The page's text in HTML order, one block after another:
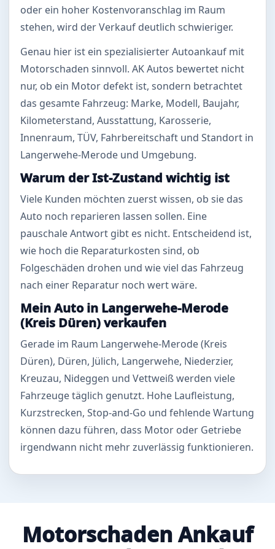
oder ein hoher Kostenvoranschlag im Raum
stehen, wird der Verkauf deutlich schwieriger.
Genau hier ist ein spezialisierter Autoankauf mit
Motorschaden sinnvoll. AK Autos bewertet nicht
nur, ob ein Motor defekt ist, sondern betrachtet
das gesamte Fahrzeug: Marke, Modell, Baujahr,
Kilometerstand, Ausstattung, Karosserie,
Innenraum, TÜV, Fahrbereitschaft und Standort in
Langerwehe-Merode und Umgebung.
Warum der Ist-Zustand wichtig ist
Viele Kunden möchten zuerst wissen, ob sie das
Auto noch reparieren lassen sollen. Eine
pauschale Antwort gibt es nicht. Entscheidend ist,
wie hoch die Reparaturkosten sind, ob
Folgeschäden drohen und wie viel das Fahrzeug
nach einer Reparatur noch wert wäre.
Mein Auto in Langerwehe-Merode
(Kreis Düren) verkaufen
Gerade im Raum Langerwehe-Merode (Kreis
Düren), Düren, Jülich, Langerwehe, Niederzier,
Kreuzau, Nideggen und Vettweiß werden viele
Fahrzeuge täglich genutzt. Hohe Laufleistung,
Kurzstrecken, Stop-and-Go und fehlende Wartung
können dazu führen, dass Motor oder Getriebe
irgendwann nicht mehr zuverlässig funktionieren.
Motorschaden Ankauf